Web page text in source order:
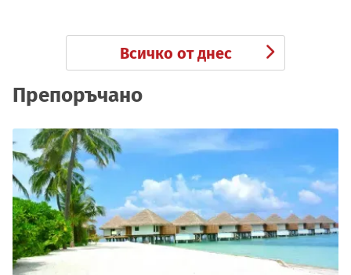
Всичко от днес
Препоръчано